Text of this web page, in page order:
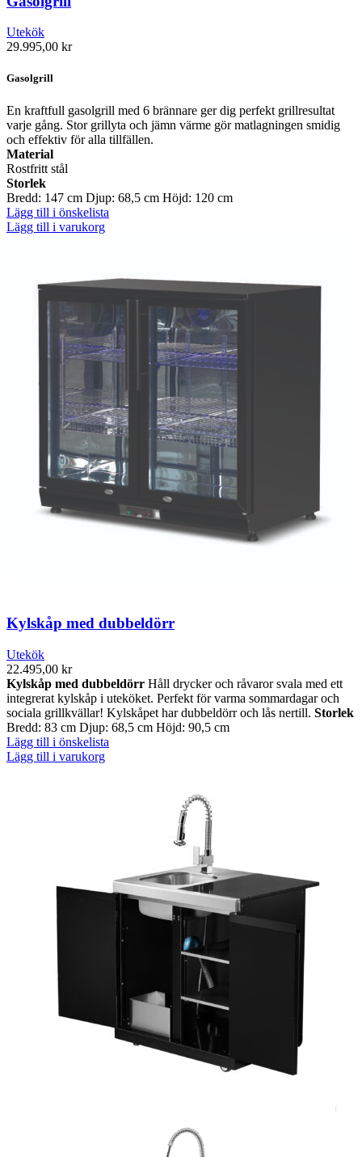
Utekök
29.995,00 kr
Gasolgrill
En kraftfull gasolgrill med 6 brännare ger dig perfekt grillresultat
varje gång. Stor grillyta och jämn värme gör matlagningen smidig
och effektiv för alla tillfällen.
Material
Rostfritt stål
Storlek
Bredd: 147 cm Djup: 68,5 cm Höjd: 120 cm
Lägg till i önskelista
Lägg till i varukorg
Kylskåp med dubbeldörr
Utekök
22.495,00 kr
Kylskåp med dubbeldörr Håll drycker och råvaror svala med ett
integrerat kylskåp i uteköket. Perfekt för varma sommardagar och
sociala grillkvällar! Kylskåpet har dubbeldörr och lås nertill. Storlek
Bredd: 83 cm Djup: 68,5 cm Höjd: 90,5 cm
Lägg till i önskelista
Lägg till i varukorg